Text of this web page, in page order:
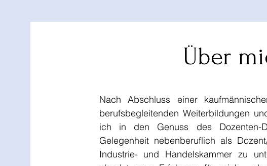
Über
Nach Abschluss einer
berufsbegleitenden Weiterbildungen
ich in den Genuss des Dozenten-
Gelegenheit nebenberuflich als
Industrie- und Handelskammer zu